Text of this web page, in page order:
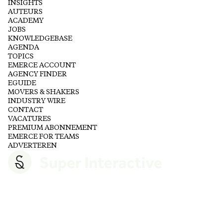
INSIGHTS
AUTEURS
ACADEMY
JOBS
KNOWLEDGEBASE
AGENDA
TOPICS
EMERCE ACCOUNT
AGENCY FINDER
EGUIDE
MOVERS & SHAKERS
INDUSTRY WIRE
CONTACT
VACATURES
PREMIUM ABONNEMENT
EMERCE FOR TEAMS
ADVERTEREN